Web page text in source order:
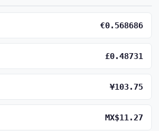
€0.568686
£0.48731
¥103.75
MX$11.27